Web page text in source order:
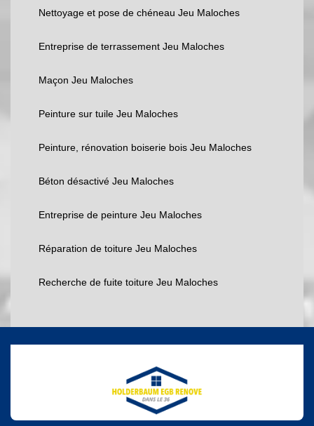
Nettoyage et pose de chéneau Jeu Maloches
Entreprise de terrassement Jeu Maloches
Maçon Jeu Maloches
Peinture sur tuile Jeu Maloches
Peinture, rénovation boiserie bois Jeu Maloches
Béton désactivé Jeu Maloches
Entreprise de peinture Jeu Maloches
Réparation de toiture Jeu Maloches
Recherche de fuite toiture Jeu Maloches